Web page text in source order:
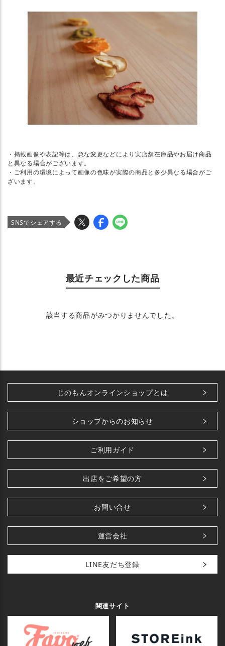
・掲載画像や表記等は、急な変更などにより実店舗在庫品やお届け商品
と異なる場合がございます。
・ご利用の環境によって画像の色味が実際の商品と多少異なる場合がご
ざいます。
SNSでシェアする
最近チェックした商品
該当する商品がみつかりませんでした。
じのもんオンラインショップとは
ショップからのお知らせ
ご利用ガイド
出店をご希望の方
お問い合せ
運営会社
LINE友だち登録
関連サイト